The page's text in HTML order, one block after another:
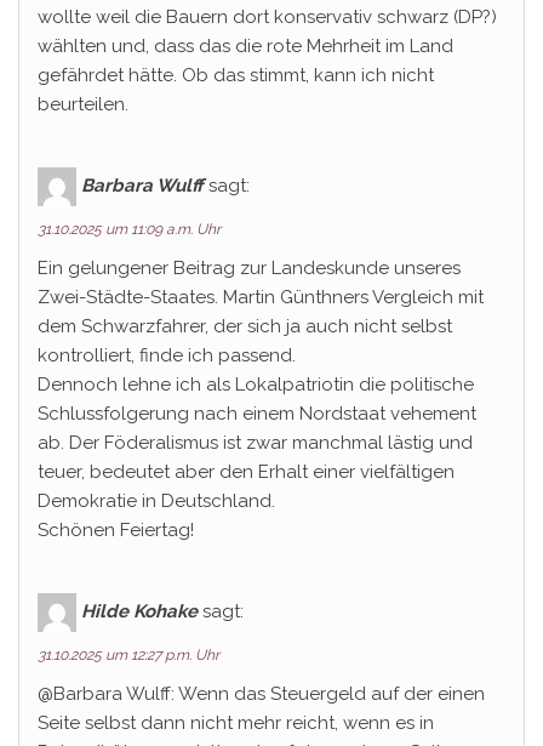
wollte weil die Bauern dort konservativ schwarz (DP?)
wählten und, dass das die rote Mehrheit im Land
gefährdet hätte. Ob das stimmt, kann ich nicht
beurteilen.
Barbara Wulff sagt:
31.10.2025 um 11:09 a.m. Uhr
Ein gelungener Beitrag zur Landeskunde unseres
Zwei-Städte-Staates. Martin Günthners Vergleich mit
dem Schwarzfahrer, der sich ja auch nicht selbst
kontrolliert, finde ich passend.
Dennoch lehne ich als Lokalpatriotin die politische
Schlussfolgerung nach einem Nordstaat vehement
ab. Der Föderalismus ist zwar manchmal lästig und
teuer, bedeutet aber den Erhalt einer vielfältigen
Demokratie in Deutschland.
Schönen Feiertag!
Hilde Kohake sagt:
31.10.2025 um 12:27 p.m. Uhr
@Barbara Wulff: Wenn das Steuergeld auf der einen
Seite selbst dann nicht mehr reicht, wenn es in